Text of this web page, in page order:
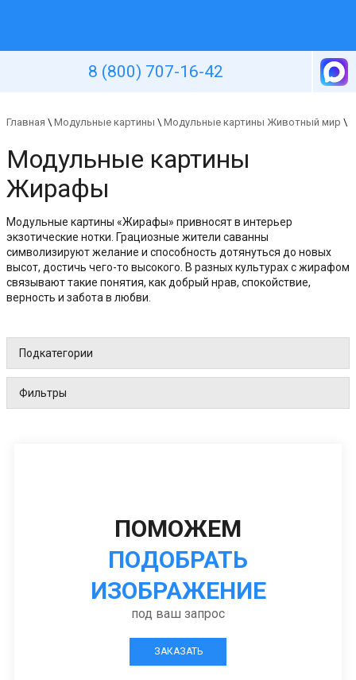
8 (800) 707-16-42
Главная \ Модульные картины \ Модульные картины Животный мир \
Модульные картины
Жирафы
Модульные картины «Жирафы» привносят в интерьер
экзотические нотки. Грациозные жители саванны
символизируют желание и способность дотянуться до новых
высот, достичь чего-то высокого. В разных культурах с жирафом
связывают такие понятия, как добрый нрав, спокойствие,
верность и забота в любви.
Подкатегории
Фильтры
ПОМОЖЕМ
ПОДОБРАТЬ
ИЗОБРАЖЕНИЕ
под ваш запрос
ЗАКАЗАТЬ